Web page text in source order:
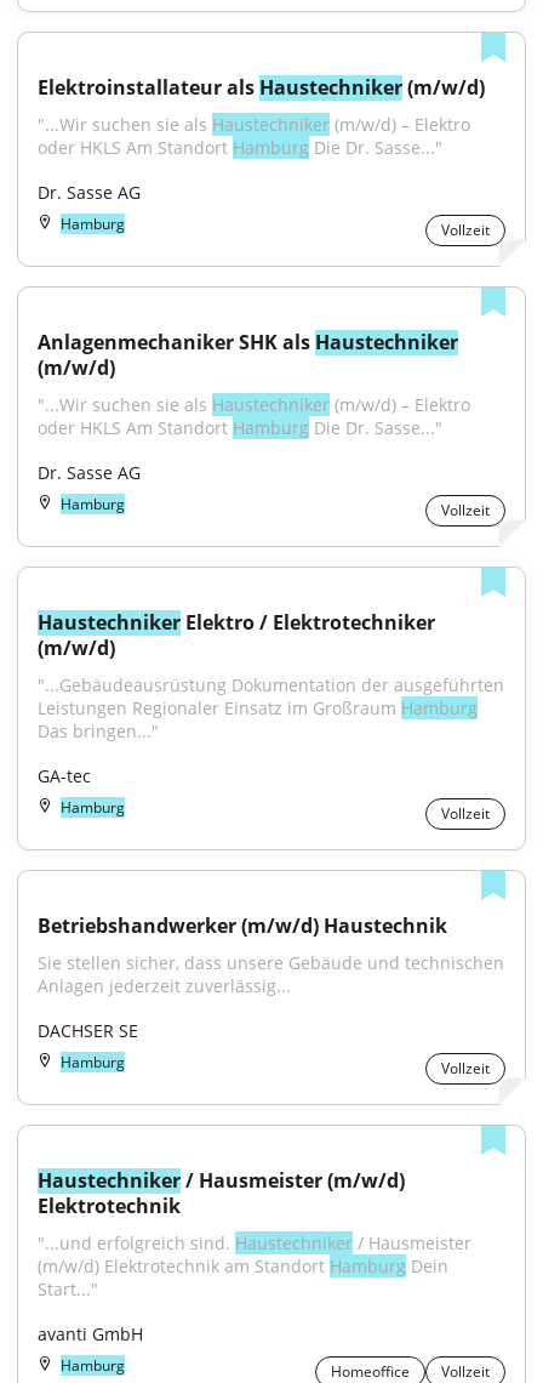
Elektroinstallateur als Haustechniker (m/w/d)
"...Wir suchen sie als Haustechniker (m/w/d) – Elektro
oder HKLS Am Standort Hamburg Die Dr. Sasse..."
Dr. Sasse AG
Hamburg Vollzeit
Anlagenmechaniker SHK als Haustechniker
(m/w/d)
"...Wir suchen sie als Haustechniker (m/w/d) – Elektro
oder HKLS Am Standort Hamburg Die Dr. Sasse..."
Dr. Sasse AG
Hamburg Vollzeit
Haustechniker Elektro / Elektrotechniker
(m/w/d)
"...Gebäudeausrüstung Dokumentation der ausgeführten
Leistungen Regionaler Einsatz im Großraum Hamburg
Das bringen..."
GA-tec
Hamburg Vollzeit
Betriebshandwerker (m/w/d) Haustechnik
Sie stellen sicher, dass unsere Gebäude und technischen
Anlagen jederzeit zuverlässig...
DACHSER SE
Hamburg Vollzeit
Haustechniker / Hausmeister (m/w/d)
Elektrotechnik
"...und erfolgreich sind. Haustechniker / Hausmeister
(m/w/d) Elektrotechnik am Standort Hamburg Dein
Start..."
avanti GmbH
Hamburg Homeoffice Vollzeit